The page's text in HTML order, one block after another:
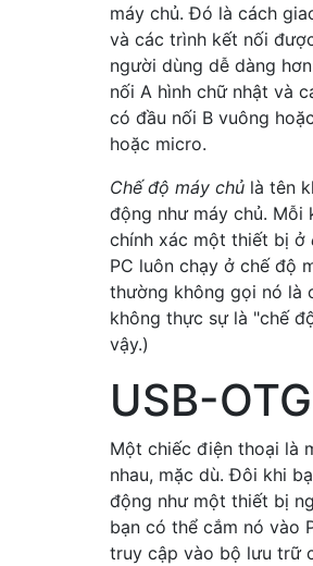
máy chủ. Đó là cách
và các trình kết nối
người dùng dễ dàng
nối A hình chữ nhật và
có đầu nối B vuông
hoặc micro.
Chế độ máy chủ là tên
động như máy chủ. Mỗi
chính xác một thiết bị ở
PC luôn chạy ở chế độ
thường không gọi nó là
không thực sự là "chế
vậy.)
USB-OTG
Một chiếc điện thoại là
nhau, mặc dù. Đôi khi
động như một thiết bị
bạn có thể cắm nó vào
truy cập vào bộ lưu trữ